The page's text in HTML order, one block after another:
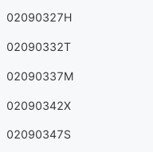
02090327H
02090332T
02090337M
02090342X
02090347S